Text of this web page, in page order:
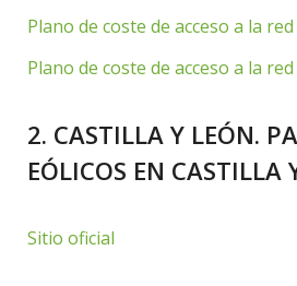
Plano de coste de acceso a la
Plano de coste de acceso a la
2. CASTILLA Y LEÓN.
EÓLICOS EN CASTILLA
Sitio oficial